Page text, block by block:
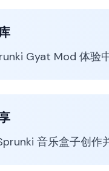
Gyat Mod 体验
音乐盒子创作